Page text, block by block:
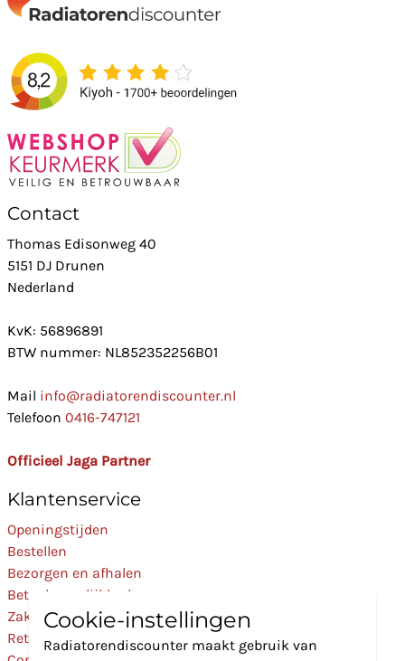
Contact
Thomas Edisonweg 40
5151 DJ Drunen
Nederland
KvK: 56896891
BTW nummer: NL852352256B01
Mail info@radiatorendiscounter.nl
Telefoon 0416-747121
Officieel Jaga Partner
Klantenservice
Openingstijden
Bestellen
Bezorgen en afhalen
Betaalmogelijkheden
Zakelijk
Retourneren
Cookie-instellingen
Radiatorendiscounter maakt gebruik van